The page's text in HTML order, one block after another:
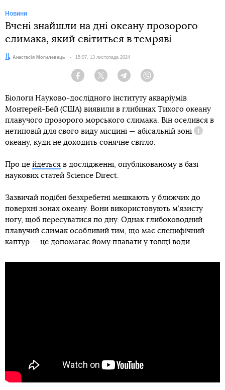
Новини
Вчені знайшли на дні океану прозорого
слимака, який світиться в темряві
Автор:
Анастасія Могилевець Дата:
15:07, 13 листопада 2024
Facebook Twitter Telegram
Біологи Науково-дослідного інституту акваріумів
Монтерей-Бей (США) виявили в глибинах Тихого океану
плавучого прозорого морського слимака. Він оселився в
нетиповій для свого виду місцині — абісальній зоні
Довідка
океану, куди не доходить сонячне світло.
Про це йдеться в дослідженні, опублікованому в базі
наукових статей Science Direct.
Зазвичай подібні безхребетні мешкають у ближчих до
поверхні зонах океану. Вони використовують м’язисту
ногу, щоб пересуватися по дну. Однак глибоководний
плавучий слимак особливий тим, що має специфічний
каптур — це допомагає йому плавати у товщі води.